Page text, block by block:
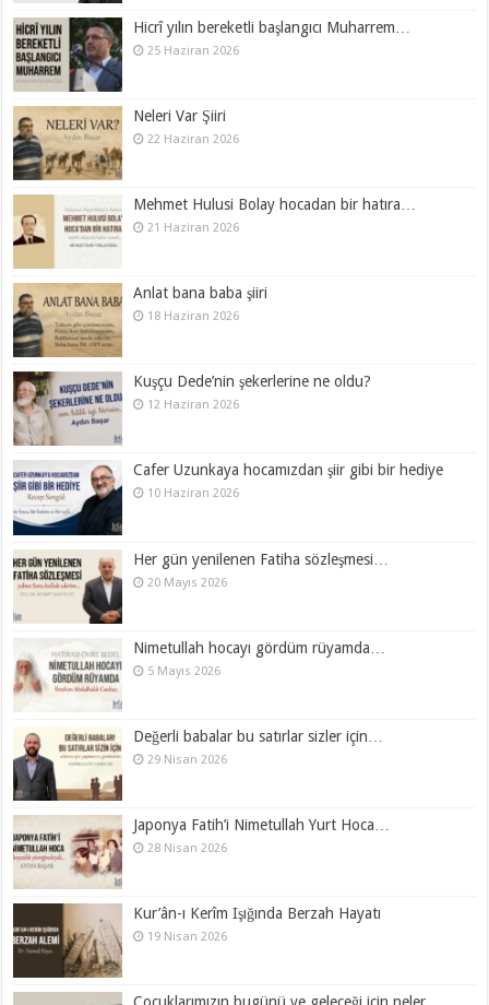
Hicrî yılın bereketli başlangıcı Muharrem…
25 Haziran 2026
Neleri Var Şiiri
22 Haziran 2026
Mehmet Hulusi Bolay hocadan bir hatıra…
21 Haziran 2026
Anlat bana baba şiiri
18 Haziran 2026
Kuşçu Dede’nin şekerlerine ne oldu?
12 Haziran 2026
Cafer Uzunkaya hocamızdan şiir gibi bir hediye
10 Haziran 2026
Her gün yenilenen Fatiha sözleşmesi…
20 Mayıs 2026
Nimetullah hocayı gördüm rüyamda…
5 Mayıs 2026
Değerli babalar bu satırlar sizler için…
29 Nisan 2026
Japonya Fatih’i Nimetullah Yurt Hoca…
28 Nisan 2026
Kur’ân-ı Kerîm Işığında Berzah Hayatı
19 Nisan 2026